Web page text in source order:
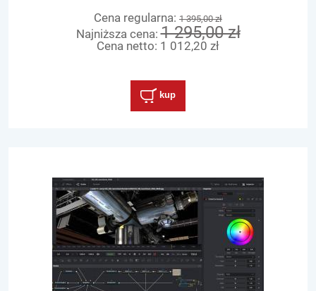
Cena regularna: 1 395,00 zł
Najniższa cena:1 295,00 zł
Cena netto: 1 012,20 zł
kup